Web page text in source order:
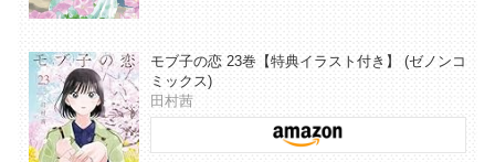
モブ子の恋 23巻【特典イラスト付き】 (ゼノンコ
ミックス)
田村茜